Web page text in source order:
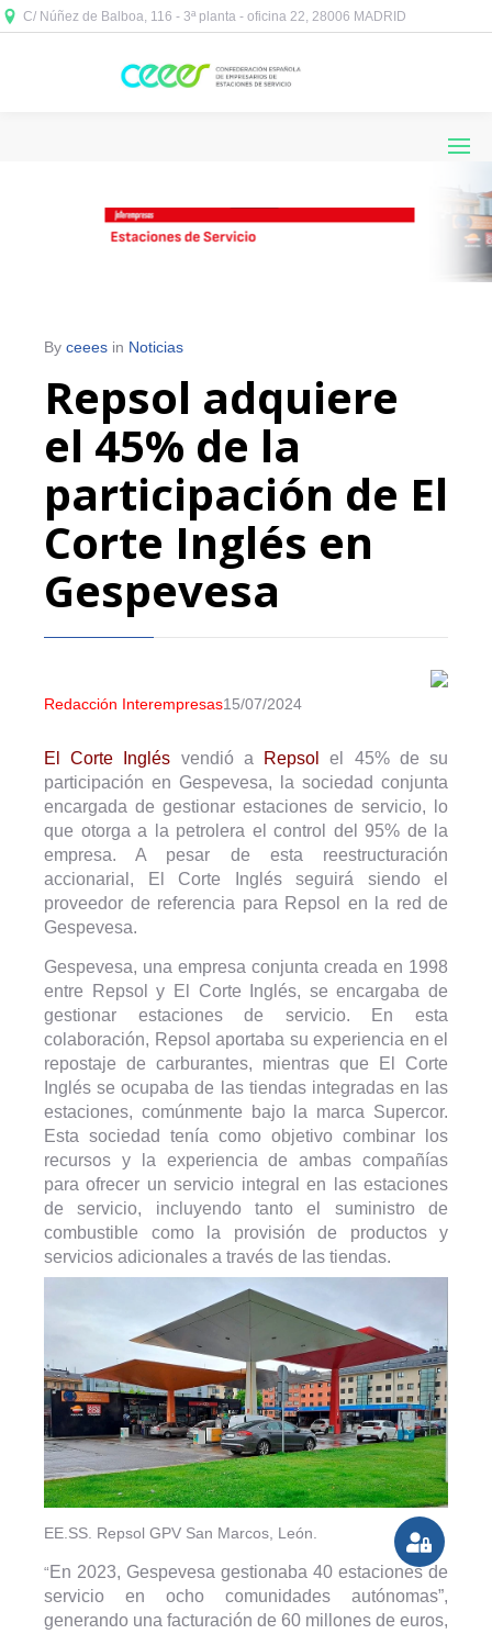
C/ Núñez de Balboa, 116 - 3ª planta - oficina 22, 28006 MADRID
By ceees in Noticias
Repsol adquiere
el 45% de la
participación de El
Corte Inglés en
Gespevesa
Redacción Interempresas15/07/2024
El Corte Inglés vendió a Repsolel 45% de su
participación en Gespevesa, la sociedad conjunta
encargada de gestionar estaciones de servicio, lo
que otorga a la petrolera el control del 95% de la
empresa. A pesar de esta reestructuración
accionarial, El Corte Inglés seguirá siendo el
proveedor de referencia para Repsol en la red de
Gespevesa.
Gespevesa, una empresa conjunta creada en 1998
entre Repsol y El Corte Inglés, se encargaba de
gestionar estaciones de servicio. En esta
colaboración, Repsol aportaba su experiencia en el
repostaje de carburantes, mientras que El Corte
Inglés se ocupaba de las tiendas integradas en las
estaciones, comúnmente bajo la marca Supercor.
Esta sociedad tenía como objetivo combinar los
recursos y la experiencia de ambas compañías
para ofrecer un servicio integral en las estaciones
de servicio, incluyendo tanto el suministro de
combustible como la provisión de productos y
servicios adicionales a través de las tiendas.
EE.SS. Repsol GPV San Marcos, León.
“ En 2023, Gespevesa gestionaba 40 estaciones de
servicio en ocho comunidades autónomas”,
generando una facturación de 60 millones de euros,